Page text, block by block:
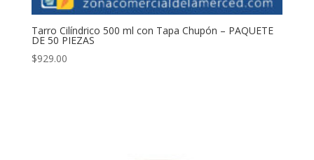
Tarro Cilíndrico 500 ml con Tapa Chupón – PAQUETE
DE 50 PIEZAS
$929.00